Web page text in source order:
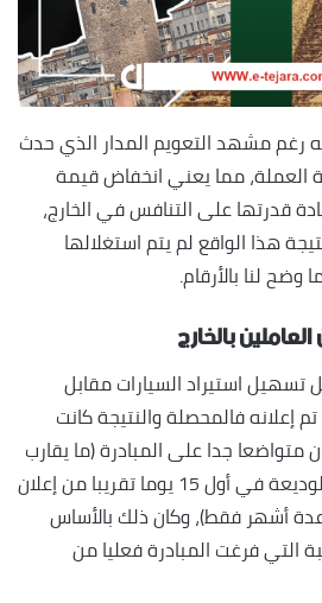
رغم مشهد التعويم المدار الذي حدث
قيمة العملة، مما يعني انخفاض قيمة
قدرتها على التنافس في الخارج،
هذا الواقع لم يتم استغلالها
وضح لنا بالأرقام.
بالخارج
تسهيل استيراد السيارات مقابل
إعلانه فالمحصلة والنتيجة كانت
متواضعا جدا على المبادرة (ما يقارب
91 شخص قاموا بتحويل الوديعة في أول 15 يوما تقريبا من إعلان
أشهر فقط)، وكان ذلك بالأساس
التي فرغت المبادرة فعليا من